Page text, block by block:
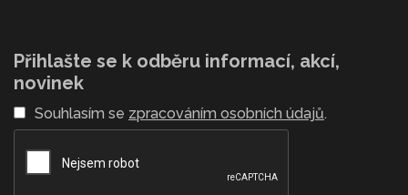
Přihlašte se k odběru informací, akcí,
novinek
Souhlasím se zpracováním osobních údajů.